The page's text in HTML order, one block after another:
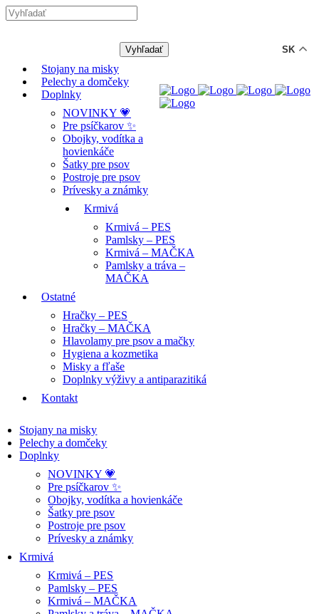
Stojany na misky
Pelechy a domčeky
Doplnky
NOVINKY 💗
Pre psíčkarov ✨
Obojky, vodítka a
hovienkáče
Šatky pre psov
Postroje pre psov
Prívesky a známky
Krmivá
Krmivá – PES
Pamlsky – PES
Krmivá – MAČKA
Pamlsky a tráva –
MAČKA
Ostatné
Hračky – PES
Hračky – MAČKA
Hlavolamy pre psov a mačky
Hygiena a kozmetika
Misky a fľaše
Doplnky výživy a antiparazitiká
Kontakt
Stojany na misky
Pelechy a domčeky
Doplnky
NOVINKY 💗
Pre psíčkarov ✨
Obojky, vodítka a hovienkáče
Šatky pre psov
Postroje pre psov
Prívesky a známky
Krmivá
Krmivá – PES
Pamlsky – PES
Krmivá – MAČKA
SK
-12% ZĽAVA s kódom "LETO12" ☀️